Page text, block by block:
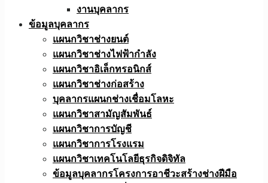
งานบุคลากร
ข้อมูลบุคลากร
แผนกวิชาช่างยนต์
แผนกวิชาช่างไฟฟ้ากำลัง
แผนกวิชาอิเล็กทรอนิกส์
แผนกวิชาช่างก่อสร้าง
บุคลากรแผนกช่างเชื่อมโลหะ
แผนกวิชาสามัญสัมพันธ์
แผนกวิชาการบัญชี
แผนกวิชาการโรงแรม
แผนกวิชาเทคโนโลยีธุรกิจดิจิทัล
ข้อมูลบุคลากรโครงการอาชีวะสร้างช่างฝีมือ